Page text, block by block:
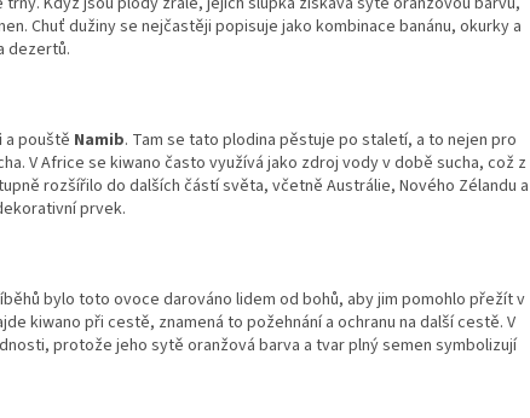
Chuť dužiny se nejčastěji popisuje jako kombinace banánu, okurky a
dezertů.
a pouště Namib. Tam se tato plodina pěstuje po staletí, a to nejen pro
V Africe se kiwano často využívá jako zdroj vody v době sucha, což z
rozšířilo do dalších částí světa, včetně Austrálie, Nového Zélandu a
prvek.
bylo toto ovoce darováno lidem od bohů, aby jim pomohlo přežít v
kiwano při cestě, znamená to požehnání a ochranu na další cestě. V
protože jeho sytě oranžová barva a tvar plný semen symbolizují